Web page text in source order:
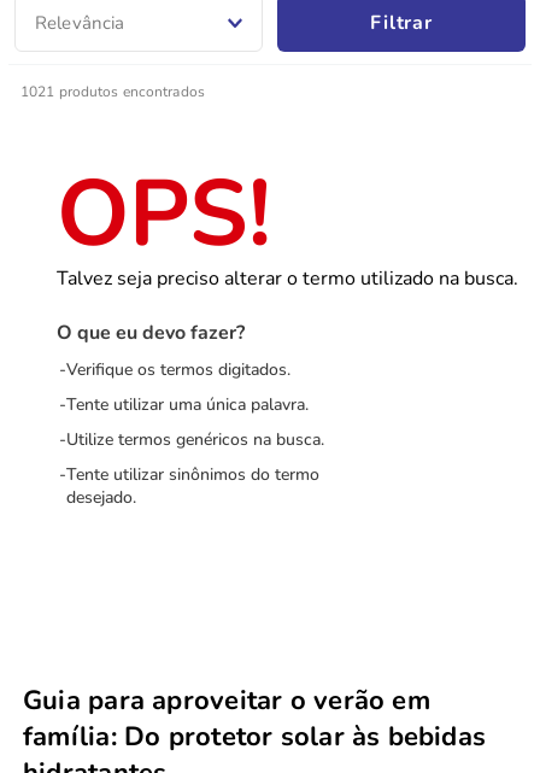
Relevância Filtrar
1021 produtos
Talvez seja preciso alterar o termo utilizado na busca.
O que eu devo fazer?
Verifique os termos digitados.
Tente utilizar uma única palavra.
Utilize termos genéricos na busca.
Tente utilizar sinônimos do termo
desejado.
Guia para aproveitar o verão em
família: Do protetor solar às bebidas